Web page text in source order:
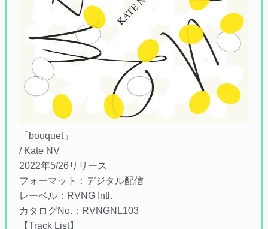
「bouquet」
/ Kate NV
2022年5/26リリース
フォーマット：デジタル配信
レーベル：RVNG Intl.
カタログNo.：RVNGNL103
【Track List】